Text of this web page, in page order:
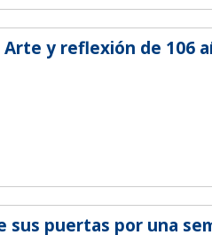
y reflexión de 106
sus puertas por una